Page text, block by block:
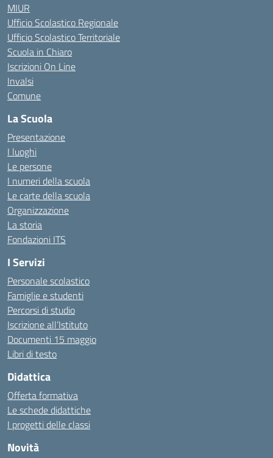
MIUR
Ufficio Scolastico Regionale
Ufficio Scolastico Territoriale
Scuola in Chiaro
Iscrizioni On Line
Invalsi
Comune
La Scuola
Presentazione
I luoghi
Le persone
I numeri della scuola
Le carte della scuola
Organizzazione
La storia
Fondazioni ITS
I Servizi
Personale scolastico
Famiglie e studenti
Percorsi di studio
Iscrizione all’Istituto
Documenti 15 maggio
Libri di testo
Didattica
Offerta formativa
Le schede didattiche
I progetti delle classi
Novità